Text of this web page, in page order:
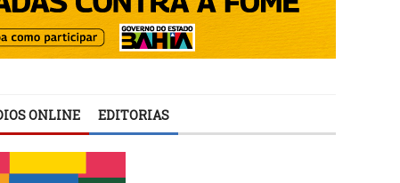
ONLINE EDITORIAS